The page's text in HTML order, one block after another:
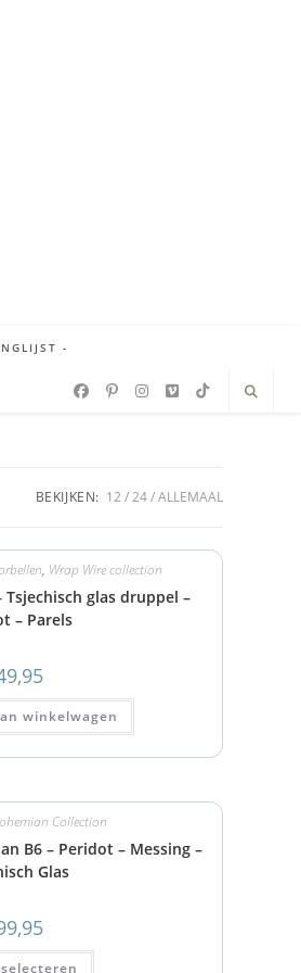
-
BEKIJKEN: 12 24 ALLEMAAL
, Wrap Wire collection
glas druppel –
– Parels
winkelwagen
Collection
B6 – Peridot – Messing –
Glas